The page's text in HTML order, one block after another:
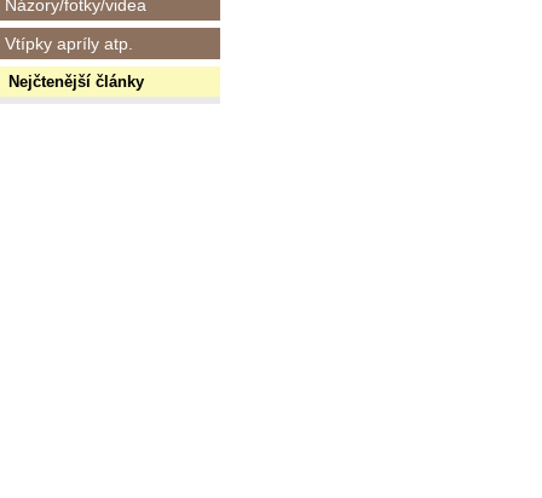
Názory/fotky/videa
Vtípky apríly atp.
Nejčtenější články